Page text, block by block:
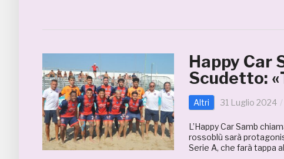
Happy Car
Scudetto:
Altri 31 Luglio 2024
L’Happy Car Samb
rossoblù sarà
Serie A, che farà tappa